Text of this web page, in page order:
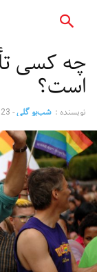
چه کسی
است؟
نویسنده : شب‌بو گلی-